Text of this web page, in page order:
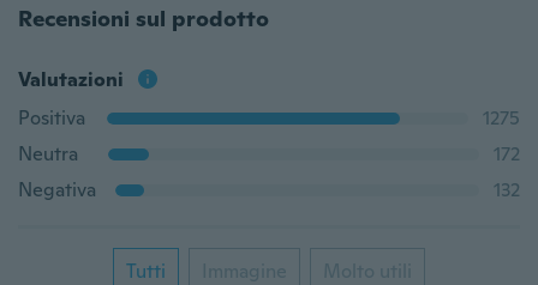
Recensioni sul prodotto
Valutazioni
Positiva
1275
Neutra
172
Negativa
132
Tutti Immagine Molto utili